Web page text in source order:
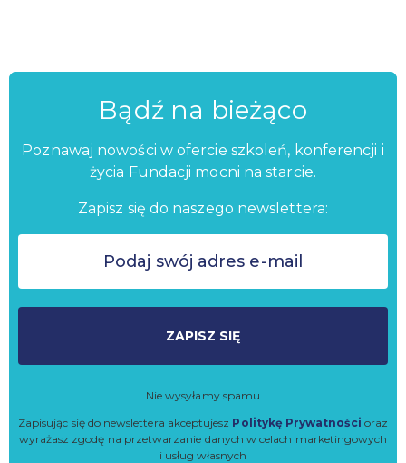
Bądź na bieżąco
Poznawaj nowości w ofercie szkoleń, konferencji i
życia Fundacji mocni na starcie.
Zapisz się do naszego newslettera:
ZAPISZ SIĘ
Nie wysyłamy spamu
Zapisując się do newslettera akceptujesz Politykę Prywatności oraz
wyrażasz zgodę na przetwarzanie danych w celach marketingowych
i usług własnych